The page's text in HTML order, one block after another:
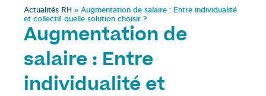
Actualités RH » Augmentation de salaire : Entre individualité
et collectif quelle solution choisir ?
Augmentation de
salaire : Entre
individualité et